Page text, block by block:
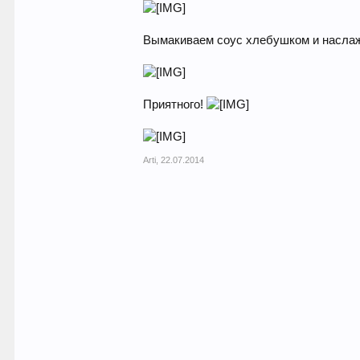
Вымакиваем соус хлебушком и
Приятного!
Arti 22.07.2014